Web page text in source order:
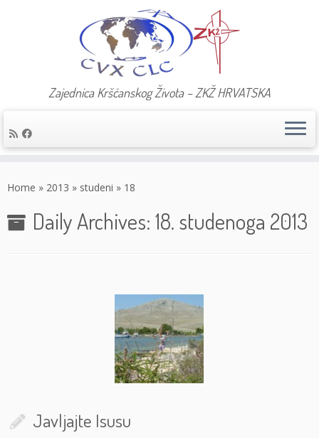
to
Zajednica Kršćanskog Života – ZKŽ HRVATSKA
Home » 2013 » studeni » 18
Daily Archives: 18. studenoga 2013
Javljajte Isusu